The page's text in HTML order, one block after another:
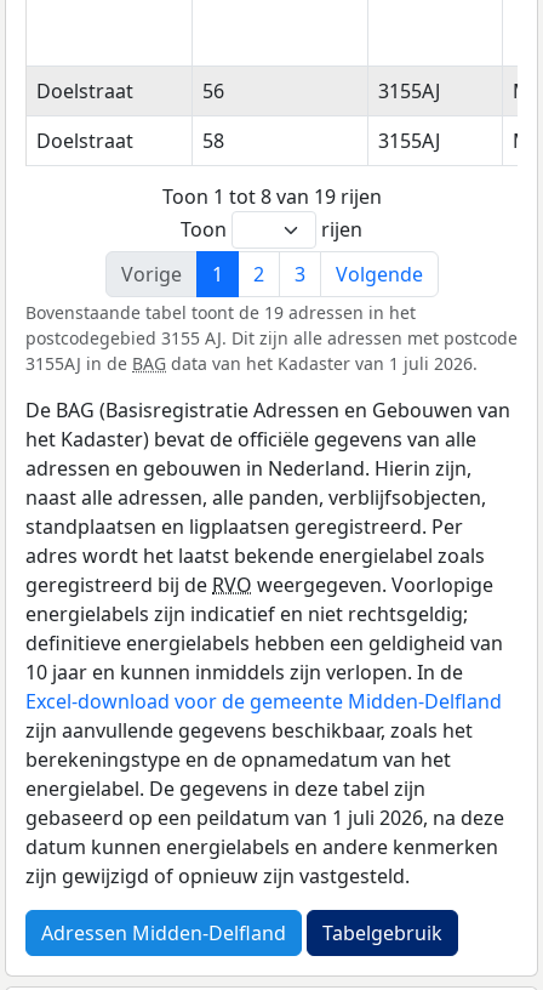
Doelstraat 56 3155AJ
Doelstraat
58 3155AJ
Toon 1 tot 8 van 19 rijen
Toon
rijen
Vorige
1 2 3 Volgende
Bovenstaande tabel toont de 19 adressen in het
postcodegebied 3155 AJ. Dit zijn alle adressen met postcode
3155AJ in de BAG data van het Kadaster van 1 juli 2026.
De BAG (Basisregistratie Adressen en Gebouwen van
het Kadaster) bevat de officiële gegevens van alle
adressen en gebouwen in Nederland. Hierin zijn,
naast alle adressen, alle panden, verblijfsobjecten,
standplaatsen en ligplaatsen geregistreerd. Per
adres wordt het laatst bekende energielabel zoals
geregistreerd bij de RVO weergegeven. Voorlopige
energielabels zijn indicatief en niet rechtsgeldig;
definitieve energielabels hebben een geldigheid van
10 jaar en kunnen inmiddels zijn verlopen. In de
Excel-download voor de gemeente Midden-Delfland
zijn aanvullende gegevens beschikbaar, zoals het
berekeningstype en de opnamedatum van het
energielabel. De gegevens in deze tabel zijn
gebaseerd op een peildatum van 1 juli 2026, na deze
datum kunnen energielabels en andere kenmerken
zijn gewijzigd of opnieuw zijn vastgesteld.
Adressen Midden-Delfland Tabelgebruik